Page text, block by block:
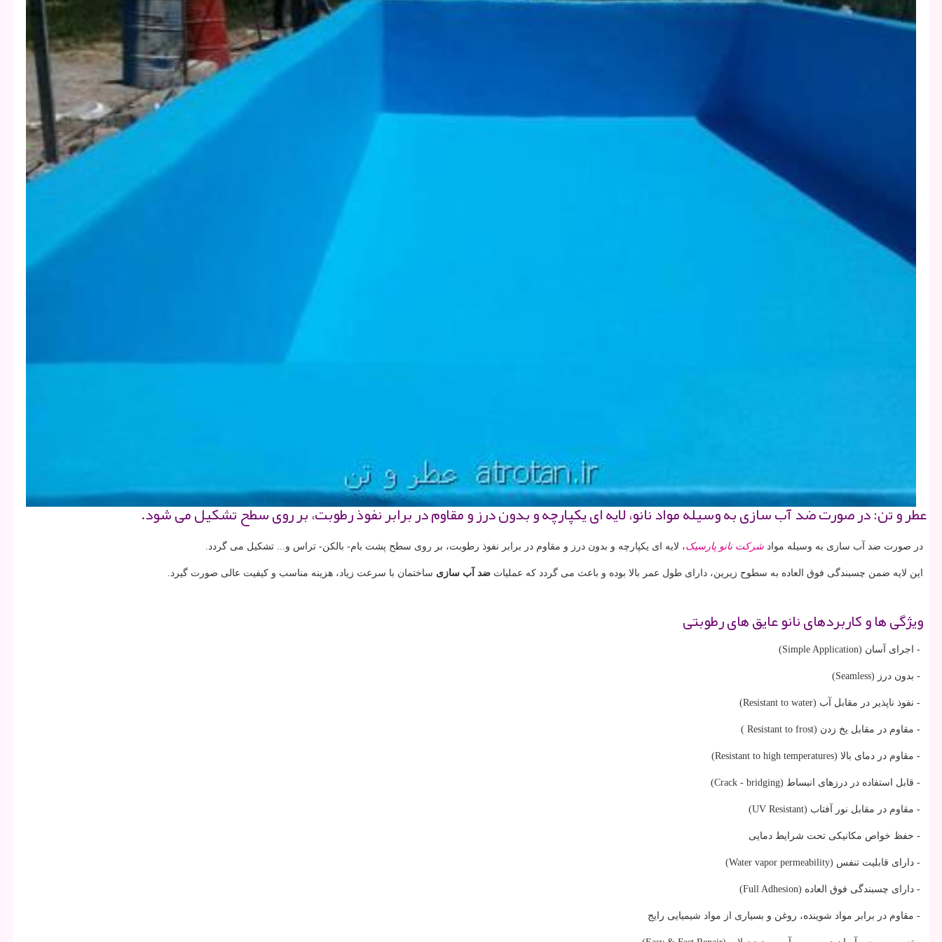
عطر و تن: در صورت ضد آب سازی به وسیله مواد نانو، لایه ای یكپارچه و بدون درز و مقاوم در برابر نفوذ رطوبت، بر روی سطح تشكیل می شود.
در صورت ضد آب سازی به وسیله مواد شرکت نانو پارسیک، لایه ای یکپارچه و بدون درز و مقاوم در برابر نفوذ رطوبت، بر روی سطح پشت بام- بالکن- تراس و... تشکیل می گردد.
این لایه ضمن چسبندگی فوق العاده به سطوح زیرین، دارای طول عمر بالا بوده و باعث می گردد که عملیات ضد آب سازی ساختمان با سرعت زیاد، هزینه مناسب و کیفیت عالی صورت گیرد.
ویژگی ها و کاربردهای نانو عایق های رطوبتی
- اجرای آسان (Simple Application)
- بدون درز (Seamless)
- نفوذ ناپذیر در مقابل آب (Resistant to water)
- مقاوم در مقابل یخ زدن (Resistant to frost )
- مقاوم در دمای بالا (Resistant to high temperatures)
- قابل استفاده در درزهای انبساط (Crack - bridging)
- مقاوم در مقابل نور آفتاب (UV Resistant)
- حفظ خواص مکانیکی تحت شرایط دمایی
- دارای قابلیت تنفس (Water vapor permeability)
- دارای چسبندگی فوق العاده (Full Adhesion)
- مقاوم در برابر مواد شوینده، روغن و بسیاری از مواد شیمیایی رایج